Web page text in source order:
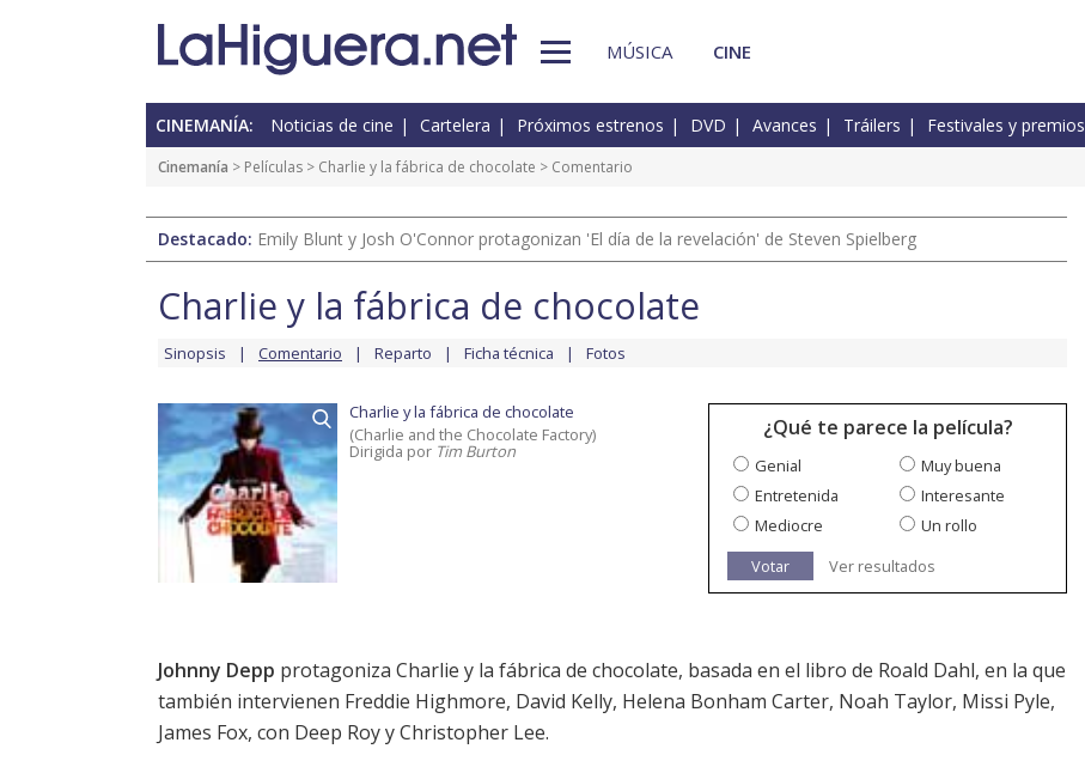
MÚSICA CINE
CINEMANÍA: Noticias de cine Cartelera Próximos estrenos DVD Avances Tráilers Festivales y premios
Cinemanía > Películas > Charlie y la fábrica de chocolate > Comentario
Destacado: Emily Blunt y Josh O'Connor protagonizan 'El día de la revelación' de Steven Spielberg
Charlie y la fábrica de chocolate
Sinopsis Comentario Reparto Ficha técnica Fotos
Charlie y la fábrica de chocolate
(Charlie and the Chocolate Factory)
Dirigida por Tim Burton
¿Qué te parece la película?
Genial
Muy buena
Entretenida
Interesante
Mediocre
Un rollo
Votar
Ver resultados
Johnny Depp protagoniza Charlie y la fábrica de chocolate, basada en el libro de Roald Dahl, en la que
también intervienen Freddie Highmore, David Kelly, Helena Bonham Carter, Noah Taylor, Missi Pyle,
James Fox, con Deep Roy y Christopher Lee.